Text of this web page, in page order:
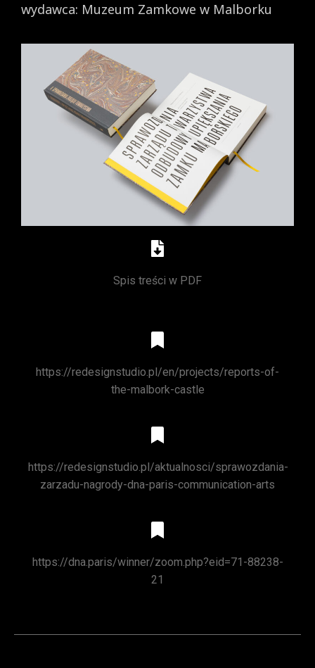
wydawca: Muzeum Zamkowe w Malborku
Spis treści w PDF
https://redesignstudio.pl/en/projects/reports-of-
the-malbork-castle
https://redesignstudio.pl/aktualnosci/sprawozdania-
zarzadu-nagrody-dna-paris-communication-arts
https://dna.paris/winner/zoom.php?eid=71-88238-
21